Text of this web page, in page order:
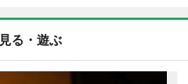
見る・遊ぶ